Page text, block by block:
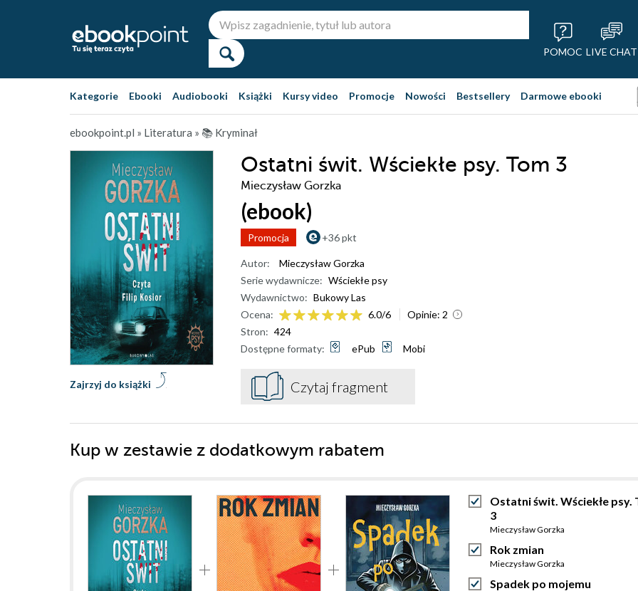
POMOC LIVE CHAT
Kategorie Ebooki Audiobooki Książki Kursy video Promocje Nowości Bestsellery Darmowe ebooki
ebookpoint.pl » Literatura » 📚 Kryminał
Ostatni świt. Wściekłe psy. Tom 3
Mieczysław Gorzka
(ebook)
Promocja +36 pkt
Zajrzyj do książki
Autor:
Mieczysław Gorzka
Serie wydawnicze: Wściekłe psy
Wydawnictwo: Bukowy Las
Ocena:
6.0/6 Opinie: 2
Stron: 424
Dostępne formaty:
ePub Mobi
Czytaj fragment
Kup w zestawie z dodatkowym rabatem
Ostatni świt. Wściekłe psy.
3
Mieczysław Gorzka
Rok zmian
Mieczysław Gorzka
Spadek po mojemu